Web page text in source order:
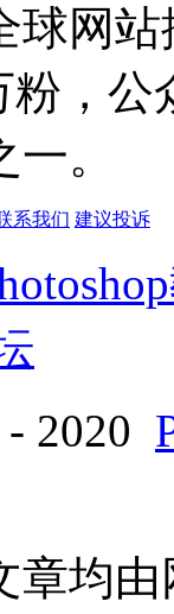
球网
粉，
。
系我们 建议投诉
2020
章均